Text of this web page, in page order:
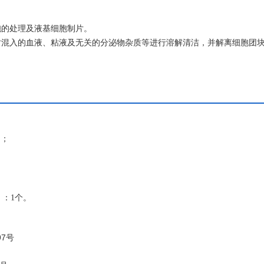
处理及液基细胞制片。
入的血液、粘液及无关的分泌物杂质等进行溶解清洁，并解离细胞团
1个。
号